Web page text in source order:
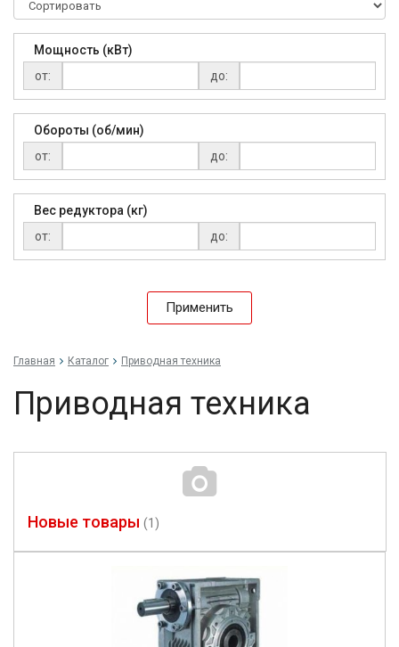
Мощность (кВт)
от:
до:
Обороты (об/мин)
от:
до:
Вес редуктора (кг)
от:
до:
Применить
Главная Каталог Приводная техника
Приводная техника
Новые товары (1)